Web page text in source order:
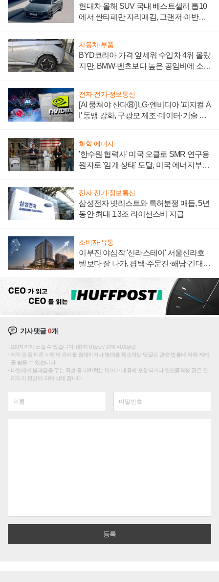
현대차 올해 SUV 국내 베스트셀러 톱10
에서 싼타페만 자리매김, 그랜저·아반떼
자동차·부품
BYD코리아 가격 앞세워 수입차 4위 올랐
지만, BMW·벤츠보다 높은 공임비에 소비
전자·전기·정보통신
[AI 뭉쳐야 산다⑧] LG·엔비디아 '피지컬 A
I' 동맹 강화, 구광모 제조·데이터·기술 결
화학·에너지
'한수원 협력사' 미국 오클로 SMR 연구용
원자로 '임계 상태' 도달, 미국 에너지부
전자·전기·정보통신
삼성전자 넷리스트와 특허분쟁 매듭, 5년
동안 최대 1.3조 라이선스비 지급
소비자·유통
이부진 야심작 '신라스테이' 서울신라호
텔보다 잘 나가, 평택·주문진·해남·건대로
기사댓글0개
200자까지 쓰실 수 있습니다. (현재 0 byte / 최대 400byte)
저작권 등 다른 사람의 권리를 침해하거나 명예를 훼손하는 댓글은 관련 법률에 의해 제재
를 받을 수 있습니다.
타인에게 불쾌감을 주는 욕설 등 비하하는 단어가 내용에 포함되거나 인신공격성 글은 관
리자의 판단에 의해 삭제 합니다.